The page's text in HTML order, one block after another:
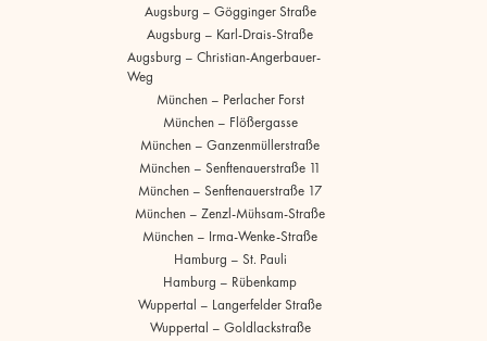
Augsburg – Gögginger Straße
Augsburg – Karl-Drais-Straße
Augsburg – Christian-Angerbauer-
Weg
München – Perlacher Forst
München – Flößergasse
München – Ganzenmüllerstraße
München – Senftenauerstraße 11
München – Senftenauerstraße 17
München – Zenzl-Mühsam-Straße
München – Irma-Wenke-Straße
Hamburg – St. Pauli
Hamburg – Rübenkamp
Wuppertal – Langerfelder Straße
Wuppertal – Goldlackstraße